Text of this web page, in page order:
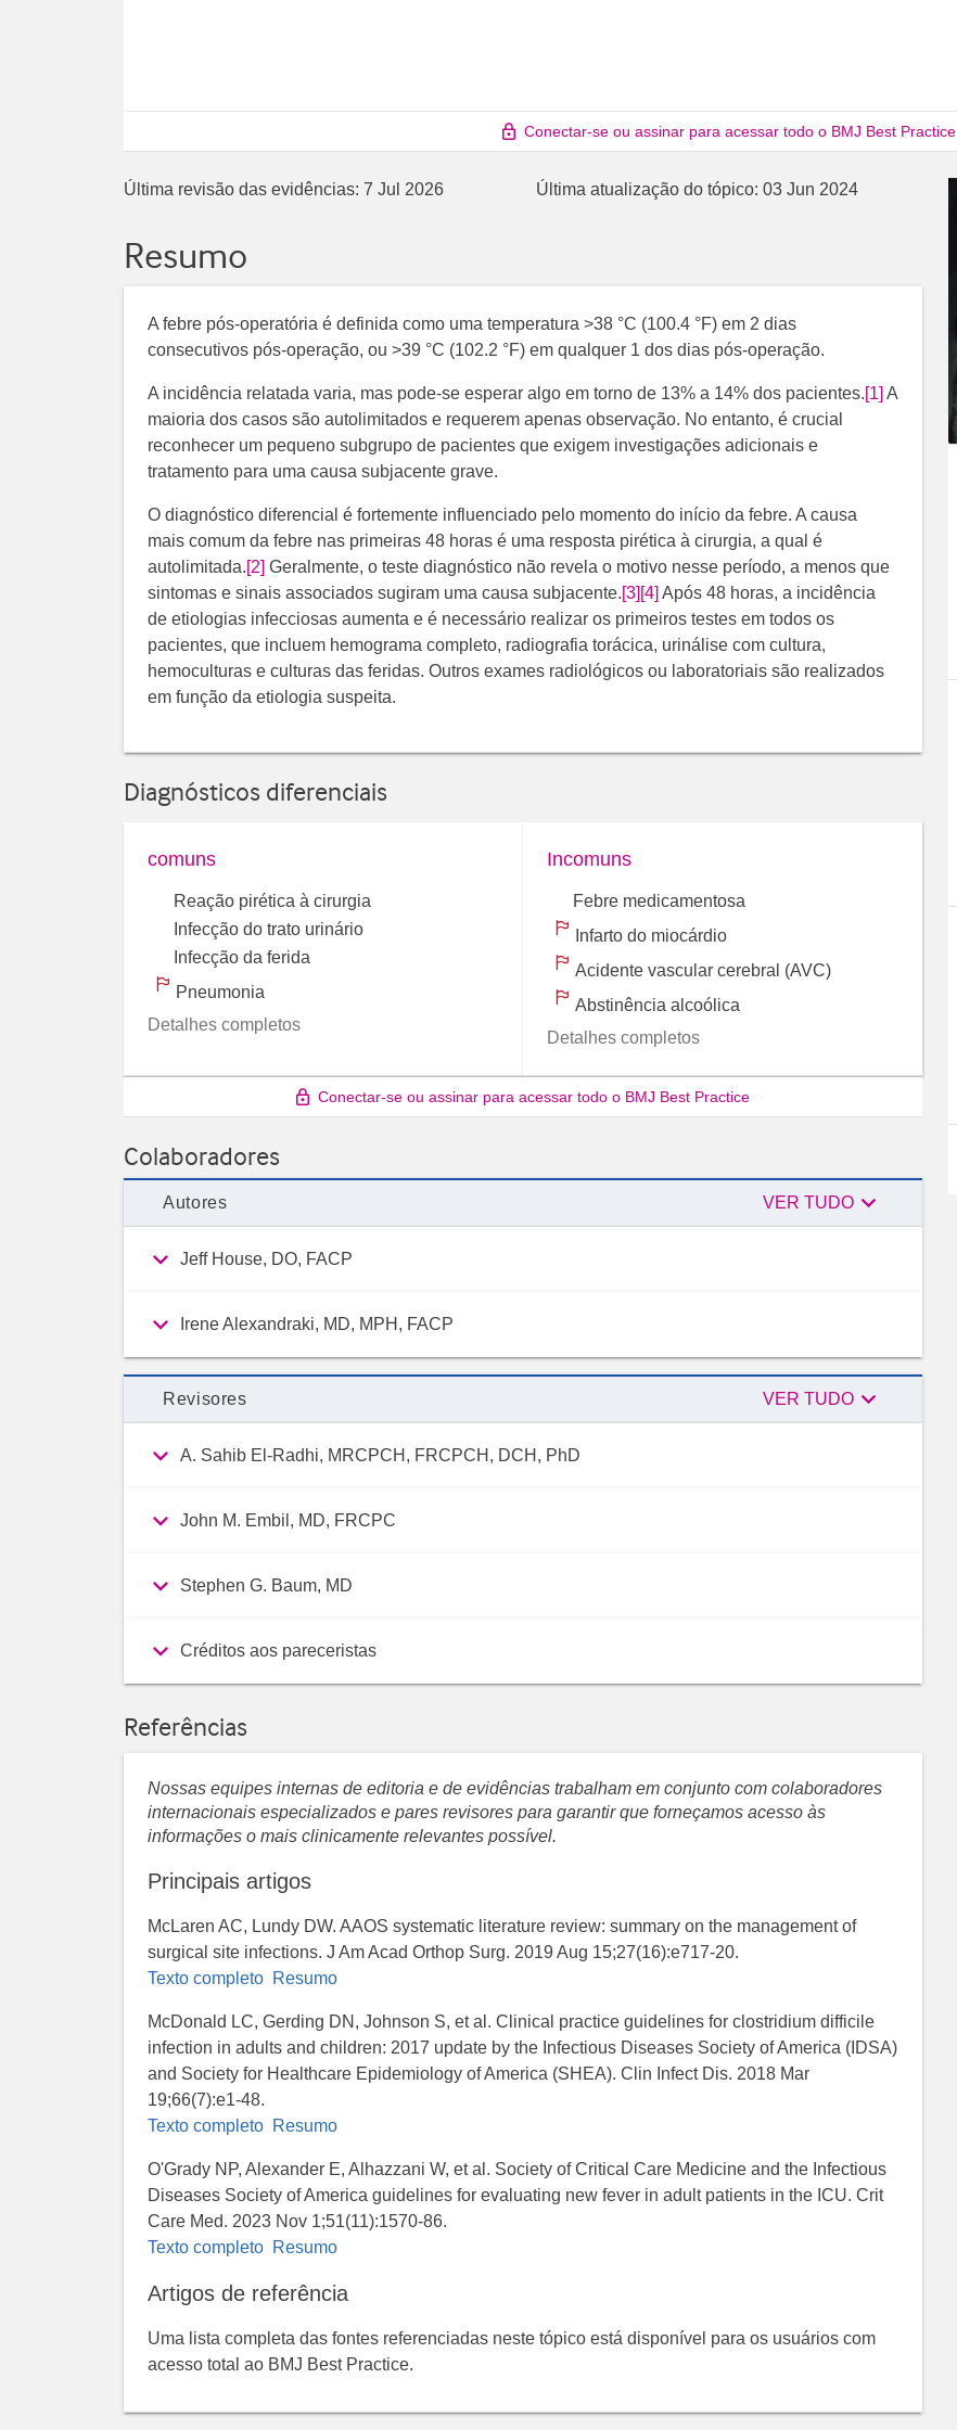
Conectar-se ou assinar para acessar todo o BMJ Best Practice
Última revisão das evidências: 7 Jul 2026 Última atualização do tópico: 03 Jun 2024
Resumo
A febre pós-operatória é definida como uma temperatura >38 °C (100.4 °F) em 2 dias
consecutivos pós-operação, ou >39 °C (102.2 °F) em qualquer 1 dos dias pós-operação.
A incidência relatada varia, mas pode-se esperar algo em torno de 13% a 14% dos pacientes.[1] A
maioria dos casos são autolimitados e requerem apenas observação. No entanto, é crucial
reconhecer um pequeno subgrupo de pacientes que exigem investigações adicionais e
tratamento para uma causa subjacente grave.
O diagnóstico diferencial é fortemente influenciado pelo momento do início da febre. A causa
mais comum da febre nas primeiras 48 horas é uma resposta pirética à cirurgia, a qual é
autolimitada.[2] Geralmente, o teste diagnóstico não revela o motivo nesse período, a menos que
sintomas e sinais associados sugiram uma causa subjacente.[3] [4] Após 48 horas, a incidência
de etiologias infecciosas aumenta e é necessário realizar os primeiros testes em todos os
pacientes, que incluem hemograma completo, radiografia torácica, urinálise com cultura,
hemoculturas e culturas das feridas. Outros exames radiológicos ou laboratoriais são realizados
em função da etiologia suspeita.
Diagnósticos diferenciais
comuns
Reação pirética à cirurgia
Infecção do trato urinário
Infecção da ferida
Pneumonia
Detalhes completos
Incomuns
Febre medicamentosa
Infarto do miocárdio
Acidente vascular cerebral (AVC)
Abstinência alcoólica
Detalhes completos
Conectar-se ou assinar para acessar todo o BMJ Best Practice
Colaboradores
Autores VER TUDOAutores

Jeff House, DO, FACP
Irene Alexandraki, MD, MPH, FACP
Revisores VER TUDORevisores

A. Sahib El-Radhi, MRCPCH, FRCPCH, DCH, PhD
John M. Embil, MD, FRCPC
Stephen G. Baum, MD
Créditos aos pareceristas
Referências
Nossas equipes internas de editoria e de evidências trabalham em conjunto com colaboradores
internacionais especializados e pares revisores para garantir que forneçamos acesso às
informações o mais clinicamente relevantes possível.
Principais artigos
McLaren AC, Lundy DW. AAOS systematic literature review: summary on the management of
surgical site infections. J Am Acad Orthop Surg. 2019 Aug 15;27(16):e717-20.
Texto completo Resumo
McDonald LC, Gerding DN, Johnson S, et al. Clinical practice guidelines for clostridium difficile
infection in adults and children: 2017 update by the Infectious Diseases Society of America (IDSA)
and Society for Healthcare Epidemiology of America (SHEA). Clin Infect Dis. 2018 Mar
19;66(7):e1-48.
Texto completo Resumo
O'Grady NP, Alexander E, Alhazzani W, et al. Society of Critical Care Medicine and the Infectious
Diseases Society of America guidelines for evaluating new fever in adult patients in the ICU. Crit
Care Med. 2023 Nov 1;51(11):1570-86.
Texto completo Resumo
Artigos de referência
Uma lista completa das fontes referenciadas neste tópico está disponível para os usuários com
acesso total ao BMJ Best Practice.